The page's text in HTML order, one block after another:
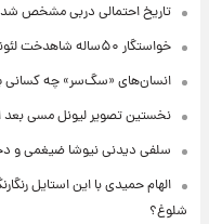
تاریخ احتمالی دربی مشخص شد
خواستگار ۵۰ساله شاهدخت لئونور بازداشت شد
انسان‌های «سگ‌سر» چه کسانی
نخستین تصویر لیونل مسی بعد
سلفی دیدنی نیوشا ضیغمی و
الهام حمیدی با این استایل
شلوغ؟